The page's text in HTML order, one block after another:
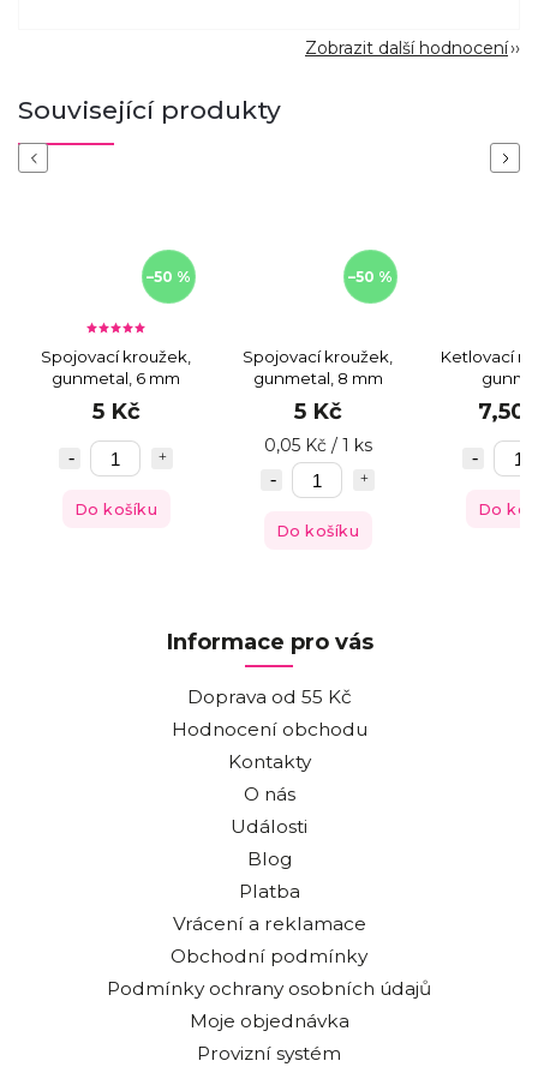
Zobrazit další hodnocení
Související produkty
Previous
–50 %
Spojovací kroužek,
gunmetal, 6 mm
5 Kč
Do košíku
–50 %
Spojovací kroužek,
gunmetal, 8 mm
5 Kč
0,05 Kč / 1 ks
Do košíku
Ketlovací
7,50
Do
Next
Informace pro vás
Doprava od 55 Kč
Hodnocení obchodu
Kontakty
O nás
Události
Blog
Platba
Vrácení a reklamace
Obchodní podmínky
Podmínky ochrany osobních údajů
Moje objednávka
Provizní systém